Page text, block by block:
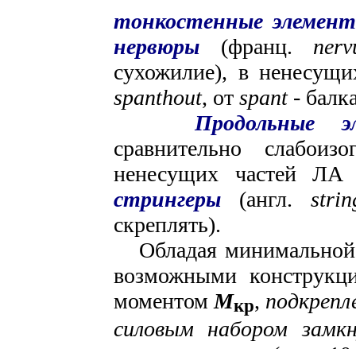
тонкостенные
нервюры (франц.
сухожилие), в
spanthout, от spant-
Продольные
сравнительно
ненесущих частей
стрингеры
(англ.
скреплять).
Обладая
возможными
моментом Мкр,
силовым набором